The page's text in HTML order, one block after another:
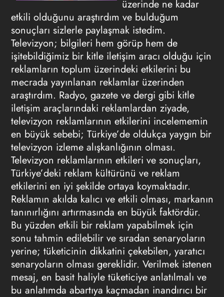
üzerinde ne kadar
etkili olduğunu araştırdım ve bulduğum
sonuçları sizlerle paylaşmak istedim.
Televizyon; bilgileri hem görüp hem de
işitebildiğimiz bir kitle iletişim aracı olduğu için
reklamların toplum üzerindeki etkilerini bu
mecrada yayınlanan reklamlar üzerinden
araştırdım. Radyo, gazete ve dergi gibi kitle
iletişim araçlarındaki reklamlardan ziyade,
televizyon reklamlarının etkilerini incelememin
en büyük sebebi; Türkiye’de oldukça yaygın bir
televizyon izleme alışkanlığının olması.
Televizyon reklamlarının etkileri ve sonuçları,
Türkiye’deki reklam kültürünü ve reklam
etkilerini en iyi şekilde ortaya koymaktadır.
Reklamın akılda kalıcı ve etkili olması, markanın
tanınırlığını artırmasında en büyük faktördür.
Bu yüzden etkili bir reklam yapabilmek için
sonu tahmin edilebilir ve sıradan senaryoların
yerine; tüketicinin dikkatini çekebilen, yaratıcı
senaryoların olması gereklidir. Verilmek istenen
mesaj, en basit haliyle tüketiciye anlatılmalı ve
bu anlatımda abartıya kaçmadan inandırıcı bir